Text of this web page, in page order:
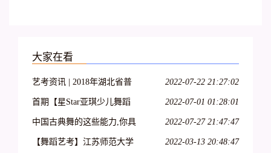
大家在看
艺考资讯 | 2018年湖北省普
通高校艺术专业招生统一考
2022-07-22 21:27:02
首期【星Star亚琪少儿舞蹈
基训】师资班包头站开始报
2022-07-01 01:28:01
中国古典舞的这些能力,你具
备了吗?
2022-07-27 21:47:47
【舞蹈艺考】江苏师范大学 2022-03-13 20:48:47